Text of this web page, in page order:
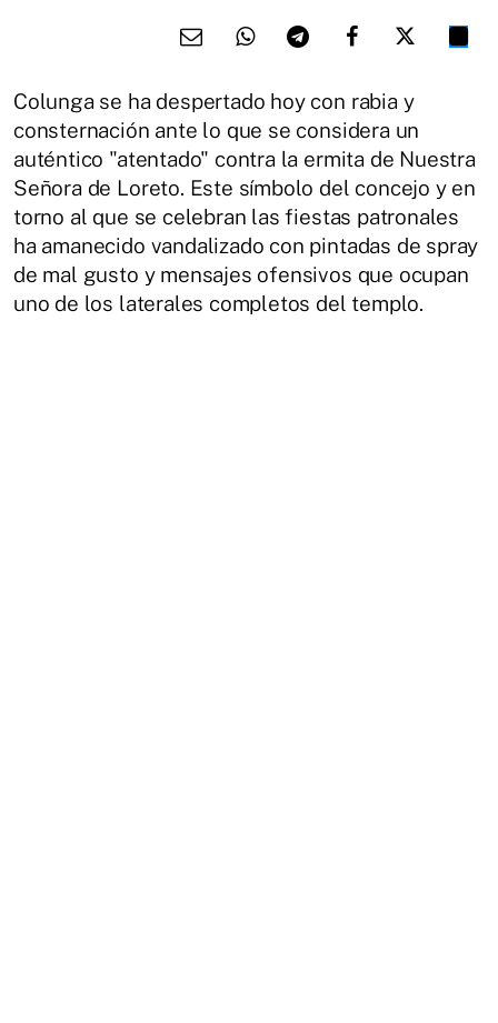
Colunga se ha despertado hoy con rabia y
consternación ante lo que se considera un
auténtico "atentado" contra la ermita de Nuestra
Señora de Loreto. Este símbolo del concejo y en
torno al que se celebran las fiestas patronales
ha amanecido vandalizado con pintadas de spray
de mal gusto y mensajes ofensivos que ocupan
uno de los laterales completos del templo.